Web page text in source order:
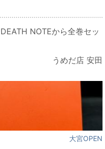
NOTEから全巻セッ
うめだ店 安田
大宮OPEN